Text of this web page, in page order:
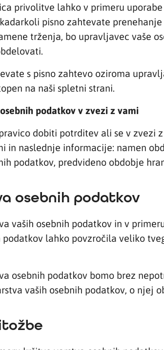
privolitve lahko v primeru
pisno zahtevate
trženja, bo upravljavec vaše
s pisno zahtevo oziroma
na naši spletni strani.
podatkov v zvezi z vami
dobiti potrditev ali se v zvezi
in naslednje informacije: namen
podatkov, predvideno obdobje
osebnih podatkov
vaših osebnih podatkov in v
lahko povzročila veliko
osebnih podatkov bomo brez
vaših osebnih podatkov, o njej